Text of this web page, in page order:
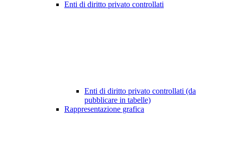
Enti di diritto privato controllati
Enti di diritto privato controllati (da
pubblicare in tabelle)
Rappresentazione grafica